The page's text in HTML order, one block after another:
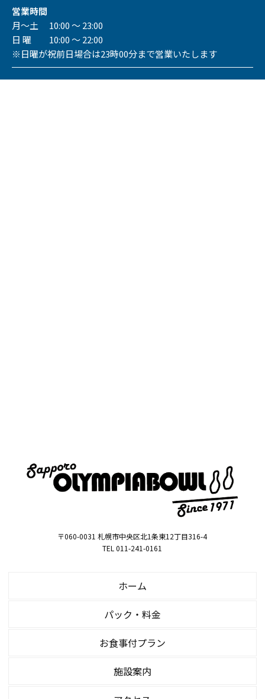
営業時間
月～土 10:00 ～ 23:00
日 曜 10:00 ～ 22:00
※日曜が祝前日場合は23時00分まで営業いたします
〒060-0031 札幌市中央区北1条東12丁目316-4
TEL 011-241-0161
ホーム
パック・料金
お食事付プラン
施設案内